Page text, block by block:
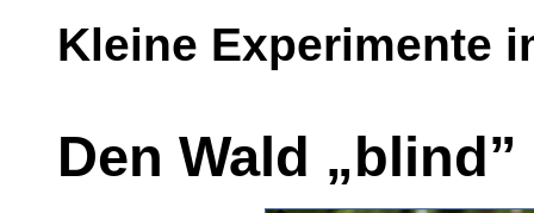
Kleine Experimente
Den Wald